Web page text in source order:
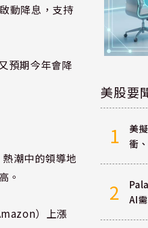
動降息，支持
預期今年會降
潮中的領導地
。
）上漲
美股要
1
美
衝
2
AI